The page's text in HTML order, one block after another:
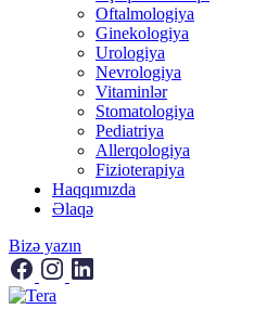
Oftalmologiya
Ginekologiya
Urologiya
Nevrologiya
Vitaminlər
Stomatologiya
Pediatriya
Allerqologiya
Fizioterapiya
Haqqımızda
Əlaqə
Bizə yazın